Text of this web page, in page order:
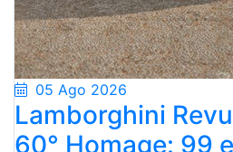
05 Ago 2026
Lamborghini
60° Homage: 99